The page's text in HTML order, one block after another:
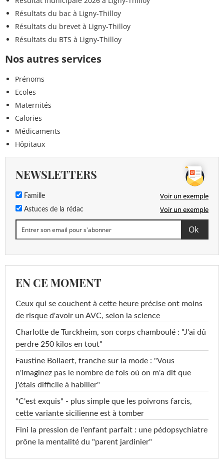
Résultats du bac à Ligny-Thilloy
Résultats du brevet à Ligny-Thilloy
Résultats du BTS à Ligny-Thilloy
Nos autres services
Prénoms
Ecoles
Maternités
Calories
Médicaments
Hôpitaux
NEWSLETTERS
Famille Voir un exemple
Astuces de la rédac Voir un exemple
EN CE MOMENT
Ceux qui se couchent à cette heure précise ont moins
de risque d'avoir un AVC, selon la science
Charlotte de Turckheim, son corps chamboulé : "J'ai dû
perdre 250 kilos en tout"
Faustine Bollaert, franche sur la mode : "Vous
n'imaginez pas le nombre de fois où on m'a dit que
j'étais difficile à habiller"
"C'est exquis" - plus simple que les poivrons farcis,
cette variante sicilienne est à tomber
Fini la pression de l'enfant parfait : une pédopsychiatre
prône la mentalité du "parent jardinier"